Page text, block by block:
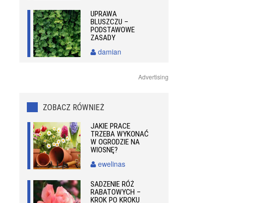
UPRAWA
BLUSZCZU –
PODSTAWOWE
ZASADY
damian
Advertising
ZOBACZ RÓWNIEŻ
JAKIE PRACE
TRZEBA WYKONAĆ
W OGRODZIE NA
WIOSNĘ?
ewelinas
SADZENIE RÓŻ
RABATOWYCH –
KROK PO KROKU